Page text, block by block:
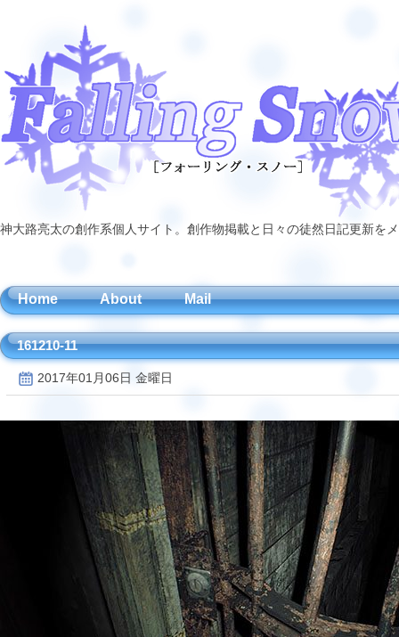
神大路亮太の創作系個人サイト。創作物掲載と日々の徒然日記更新
Home About Mail
161210-11
2017年01月06日 金曜日